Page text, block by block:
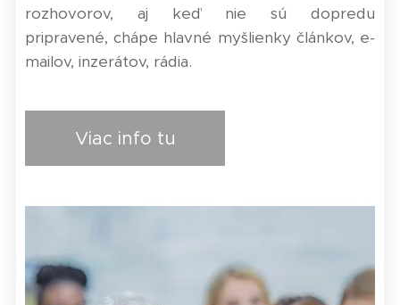
rozhovorov, aj keď nie sú dopredu
pripravené,chápe hlavné myšlienky článkov, e-
mailov, inzerátov, rádia.
Viac info tu